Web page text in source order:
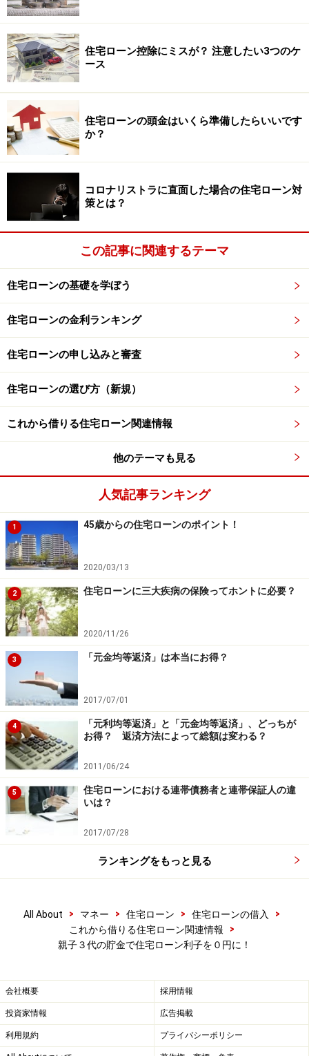
住宅ローン控除にミスが？ 注意したい3つのケ
ース
住宅ローンの頭金はいくら準備したらいいです
か？
コロナリストラに直面した場合の住宅ローン対
策とは？
この記事に関連するテーマ
住宅ローンの基礎を学ぼう
住宅ローンの金利ランキング
住宅ローンの申し込みと審査
住宅ローンの選び方（新規）
これから借りる住宅ローン関連情報
他のテーマも見る
人気記事ランキング
1 45歳からの住宅ローンのポイント！
2020/03/13
2 住宅ローンに三大疾病の保険ってホントに必要？
2020/11/26
3 「元金均等返済」は本当にお得？
2017/07/01
4
「元利均等返済」と「元金均等返済」、どっちが
お得？ 返済方法によって総額は変わる？
2011/06/24
5
住宅ローンにおける連帯債務者と連帯保証人の違
いは？
2017/07/28
ランキングをもっと見る
All About > マネー > 住宅ローン > 住宅ローンの借入
>
これから借りる住宅ローン関連情報
>
親子３代の貯金で住宅ローン利子を０円に！
会社概要 採用情報
投資家情報 広告掲載
利用規約 プライバシーポリシー